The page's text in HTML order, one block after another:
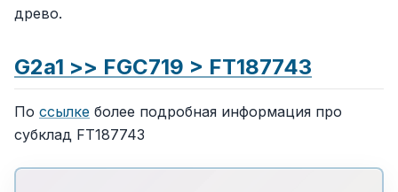
древо.
G2a1 >> FGC719 > FT187743
По ссылке более подробная информация про
субклад FT187743